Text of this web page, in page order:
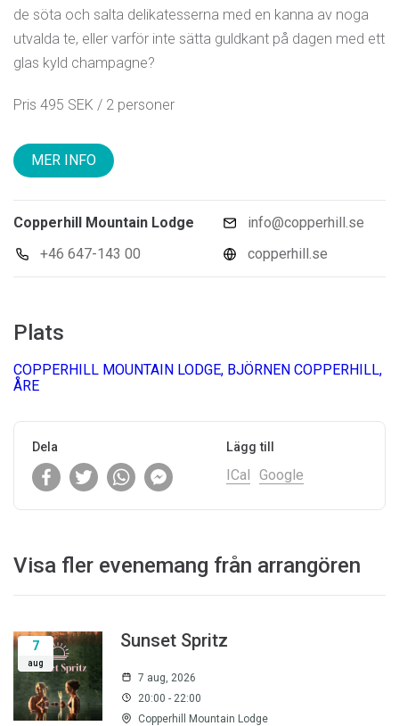
de söta och salta delikatesserna med en kanna av noga
utvalda te, eller varför inte sätta guldkant på dagen med ett
glas kyld champagne?
Pris 495 SEK / 2 personer
MER INFO
Copperhill Mountain Lodge
+46 647-143 00
info@copperhill.se
copperhill.se
Plats
COPPERHILL MOUNTAIN LODGE, BJÖRNEN COPPERHILL,
ÅRE
Dela Lägg till
ICal Google
Visa fler evenemang från arrangören
7
aug
Sunset Spritz
7 aug, 2026
20:00 - 22:00
Copperhill Mountain Lodge